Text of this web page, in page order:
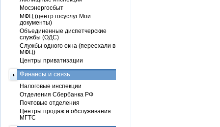
Мосэнергосбыт
МФЦ (центр госуслуг Мои
документы)
Объединенные диспетчерские
службы (ОДС)
Службы одного окна (переехали в
МФЦ)
Центры приватизации
Финансы и связь
Налоговые инспекции
Отделения Сбербанка РФ
Почтовые отделения
Центры продаж и обслуживания
МГТС